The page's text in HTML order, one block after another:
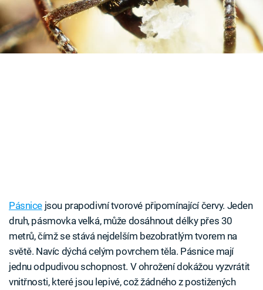
Časopis
Sledujte prima+
Pásnice jsou prapodivní tvorové připomínající červy. Jeden
druh, pásmovka velká, může dosáhnout délky přes 30
metrů, čímž se stává nejdelším bezobratlým tvorem na
světě. Navíc dýchá celým povrchem těla. Pásnice mají
jednu odpudivou schopnost. V ohrožení dokážou vyzvrátit
vnitřnosti, které jsou lepivé, což žádného z postižených